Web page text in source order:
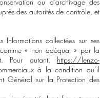
des autorités de contrôle, et
Informations collectées sur ses
« non adéquat » par la
Pour autant, https://lenzo-
à la condition qu’il
Général sur la Protection des